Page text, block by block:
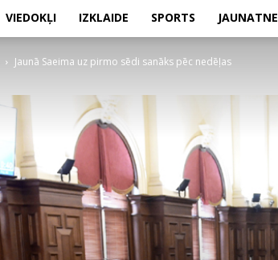
VIEDOKĻI IZKLAIDE SPORTS JAUNATNE
Jaunā Saeima uz pirmo sēdi sanāks pēc nedēļas